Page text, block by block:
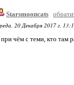
Starsmooncats
20 Декабря 2017 г.
чём с теми, кто там